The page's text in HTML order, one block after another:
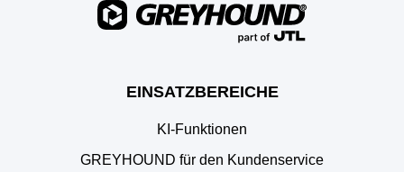
EINSATZBEREICHE
KI-Funktionen
GREYHOUND für den Kundenservice